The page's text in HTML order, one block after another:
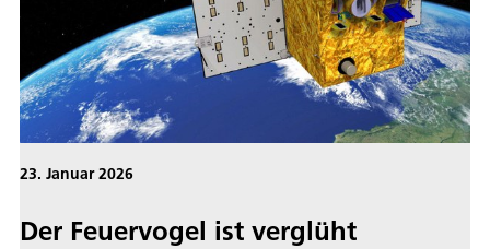
23. Januar 2026
Der Feuervogel ist verglüht